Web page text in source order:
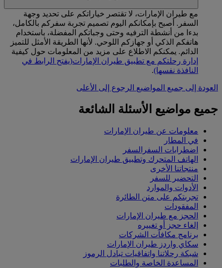
مع طيران الإمارات، لا تقتصر خياراتكم على تحديد وجهة
السفر. أصبح بإمكانكم اليوم تصميم تجربة سفركم بالكامل،
بدءا من أنشطة الترفيه وحتى وجباتكم المفضلة، باستخدام
هاتفكم الذكي أو جهازكم اللوحي. لأنها الطريقة الأمثل للتميز
الدائم. يمكنكم الاطلاع على مزيد من المعلومات حول كيفية
إدارة رحلتكم مع تطبيق طيران الإمارات(يفتح الرابط في
النافذة نفسها).
العودة إلى جميع المواضيع الرجوع إلى الأعلى
جميع مواضيع الأسئلة الشائعة
معلومات عن طيران الإمارات
في المطار
اضطرابات السفرالسفر
الهاتف المتحرك وتطبيق طيران الإمارات
منتجاتنا الأخرى
التحضير للسفر
الأدوات والموارد
تجربتكم على متن الطائرة
المفقودات
الحجز مع طيران الإمارات
إلغاء حجز أو تغييره
برنامج مكافآت الشركات
سكاي واردز طيران الإمارات
شبكة رحلاتنا واتفاقيات تبادل الرموز
المساعدة الخاصة والطلبات